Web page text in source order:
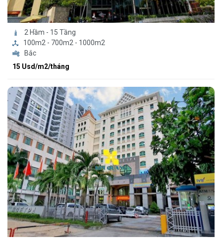
2 Hầm - 15 Tầng
100m2 - 700m2 - 1000m2
Bắc
15 Usd/m2/tháng